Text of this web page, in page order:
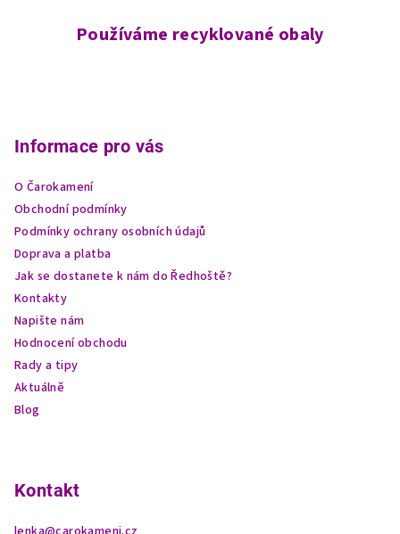
Používáme recyklované obaly
Informace pro vás
O Čarokamení
Obchodní podmínky
Podmínky ochrany osobních údajů
Doprava a platba
Jak se dostanete k nám do Ředhoště?
Kontakty
Napište nám
Hodnocení obchodu
Rady a tipy
Aktuálně
Blog
Kontakt